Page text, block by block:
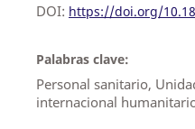
DOI: https://doi.org/
Palabras clave:
Personal sanitario,
internacional